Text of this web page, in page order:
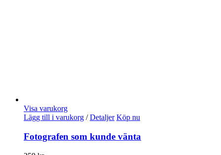
Visa varukorg
Lägg till i varukorg / Detaljer Köp nu
Fotografen som kunde vänta